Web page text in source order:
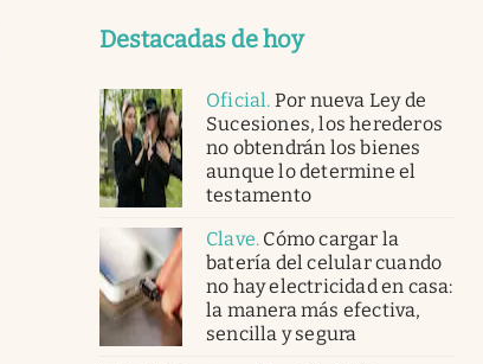
Destacadas de hoy
Oficial. Por nueva Ley de
Sucesiones, los herederos
no obtendrán los bienes
aunque lo determine el
testamento
Clave. Cómo cargar la
batería del celular cuando
no hay electricidad en casa:
la manera más efectiva,
sencilla y segura